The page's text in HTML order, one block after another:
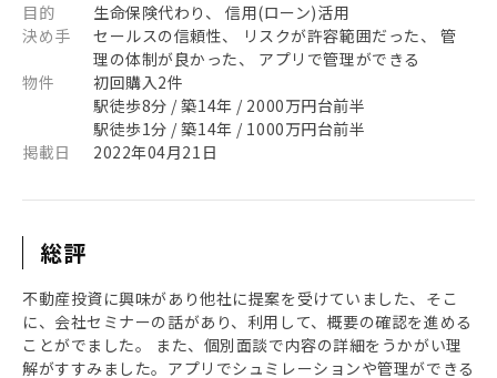
目的
生命保険代わり、 信用(ローン)活用
決め手
セールスの信頼性、 リスクが許容範囲だった、 管
理の体制が良かった、 アプリで管理ができる
物件
初回購入2件
駅徒歩8分 / 築14年 / 2000万円台前半
駅徒歩1分 / 築14年 / 1000万円台前半
掲載日
2022年04月21日
総評
不動産投資に興味があり他社に提案を受けていました、そこ
に、会社セミナーの話があり、利用して、概要の確認を進める
ことがでました。 また、個別面談で内容の詳細をうかがい理
解がすすみました。アプリでシュミレーションや管理ができる